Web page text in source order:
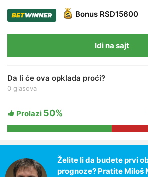
Bonus RSD15600
Idi na sajt
Da li će ova opklada proći?
0 glasova
Prolazi 50%
Želite li da budete prvi
prognoze? Pratite Miloš